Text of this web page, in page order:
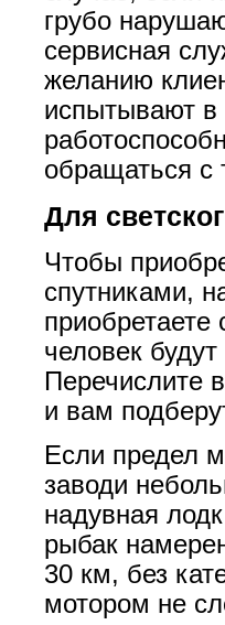
грубо
сервисная
желанию
испытывают в
обращаться с
Для
Чтобы
спутниками,
приобретаете
человек
Перечислите
и вам
Если предел
заводи
надувная
рыбак
30 км, без
мотором не